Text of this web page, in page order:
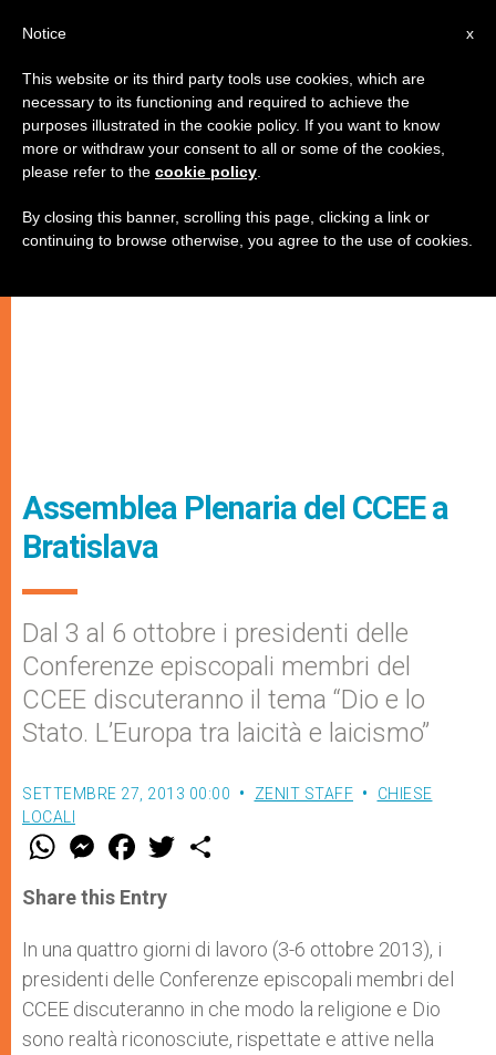
Assemblea Plenaria del CCEE a
Bratislava
Dal 3 al 6 ottobre i presidenti delle
Conferenze episcopali membri del
CCEE discuteranno il tema “Dio e lo
Stato. L’Europa tra laicità e laicismo”
SETTEMBRE 27, 2013 00:00 ZENIT STAFF
CHIESE
LOCALI
W
t
s
p
p
M
e
s
e
g
e
r
F
a
e
b
o
k
w
r
Share this Entry
In una quattro giorni di lavoro (3-6 ottobre 2013), i
presidenti delle Conferenze episcopali membri del
CCEE discuteranno in che modo la religione e Dio
sono realtà riconosciute, rispettate e attive nella
x
Notice
This website or its third party tools use cookies, which are
necessary to its functioning and required to achieve the
purposes illustrated in the cookie policy. If you want to know
more or withdraw your consent to all or some of the cookies,
please refer to the cookie policy
By closing this banner, scrolling this page, clicking a link or
continuing to browse otherwise, you agree to the use of cookies.